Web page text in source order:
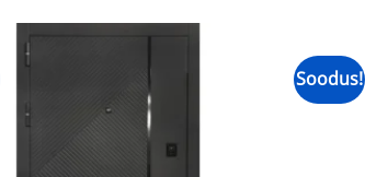
Soodus!